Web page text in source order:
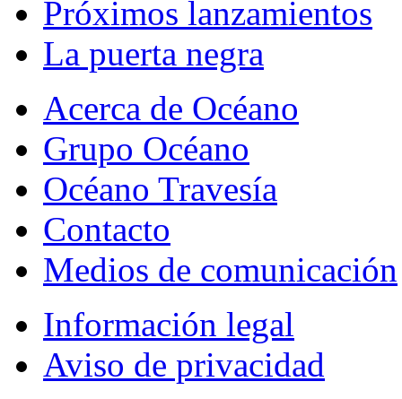
Próximos lanzamientos
La puerta negra
Acerca de Océano
Grupo Océano
Océano Travesía
Contacto
Medios de comunicación
Información legal
Aviso de privacidad